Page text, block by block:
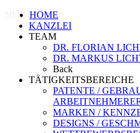
MENÜ HOME
KANZLEI
TEAM
DR. FLORIAN
DR. MARKUS
Back
TÄTIGKEITSBEREICHE
PATENTE /
MARKEN /
DESIGNS /